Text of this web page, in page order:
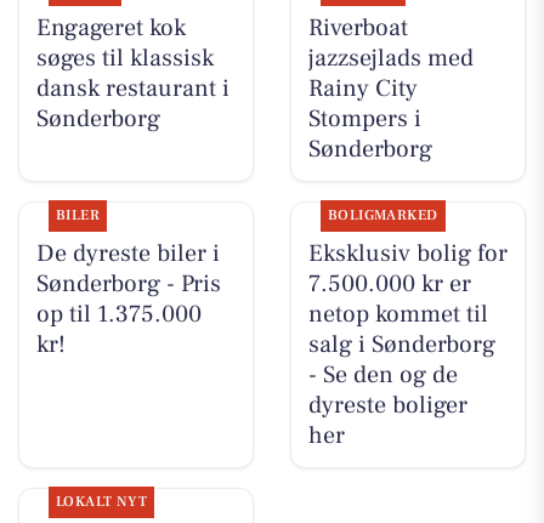
Engageret kok
søges til klassisk
dansk restaurant i
Sønderborg
Riverboat
jazzsejlads med
Rainy City
Stompers i
Sønderborg
BILER
De dyreste biler i
Sønderborg - Pris
op til 1.375.000
kr!
BOLIGMARKED
Eksklusiv bolig for
7.500.000 kr er
netop kommet til
salg i Sønderborg
- Se den og de
dyreste boliger
her
LOKALT NYT